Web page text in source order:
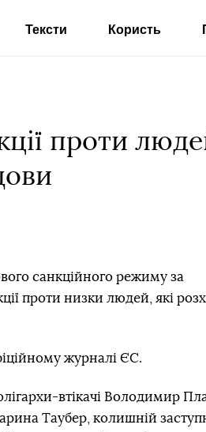
Тексти Користь
проти
санкційного режиму за
проти низки людей, які
журналі ЄС.
втікачі Володимир
Таубер, колишній